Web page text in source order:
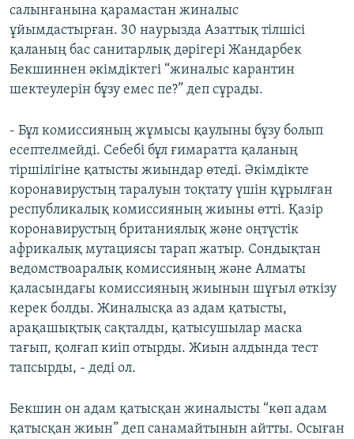
салынғанына қарамастан жиналыс
ұйымдастырған. 30 наурызда Азаттық тілшісі
қаланың бас санитарлық дәрігері Жандарбек
Бекшиннен әкімдіктегі “жиналыс карантин
шектеулерін бұзу емес пе?” деп сұрады.
- Бұл комиссияның жұмысы қаулыны бұзу болып
есептелмейді. Себебі бұл ғимаратта қаланың
тіршілігіне қатысты жиындар өтеді. Әкімдікте
коронавирустың таралуын тоқтату үшін құрылған
республикалық комиссияның жиыны өтті. Қазір
коронавирустың британиялық және оңтүстік
африкалық мутациясы тарап жатыр. Сондықтан
ведомствоаралық комиссияның және Алматы
қаласындағы комиссияның жиынын шұғыл өткізу
керек болды. Жиналысқа аз адам қатысты,
арақашықтық сақталды, қатысушылар маска
тағып, қолғап киіп отырды. Жиын алдында тест
тапсырды, - деді ол.
Бекшин он адам қатысқан жиналысты “көп адам
қатысқан жиын” деп санамайтынын айтты. Осыған